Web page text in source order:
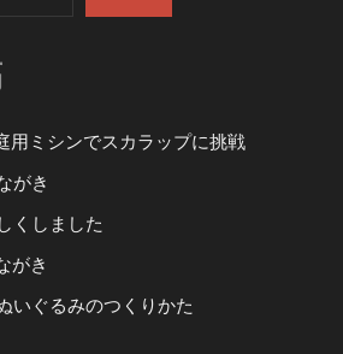
用ミシンでスカラップに挑戦
がき
くしました
がき
いぐるみのつくりかた